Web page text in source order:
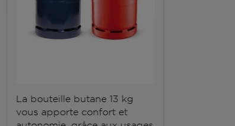
La bouteille butane 13 kg
vous apporte confort et